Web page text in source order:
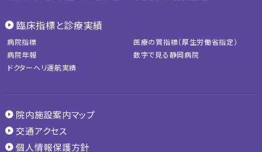
臨床指標と診療実績
病院指標
医療の質指標（厚生労働省指定）
病院年報
数字で見る静岡病院
ドクターヘリ運航実績
院内施設案内マップ
交通アクセス
個人情報保護方針